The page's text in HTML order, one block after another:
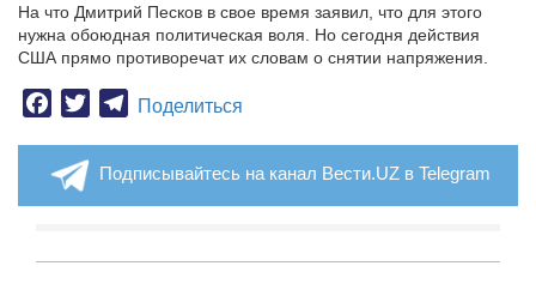
На что Дмитрий Песков в свое время заявил, что для этого
нужна обоюдная политическая воля. Но сегодня действия
США прямо противоречат их словам о снятии напряжения.
Facebook
TwitterTelegram
Поделиться
Подписывайтесь на канал Вести.UZ в Telegram